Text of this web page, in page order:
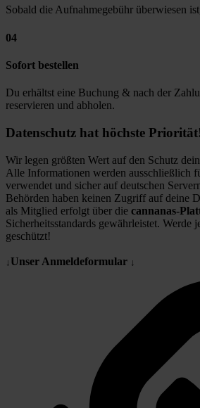
Sobald die Aufnahmegebühr überwiesen
04
Sofort bestellen
Du erhältst eine Buchung & nach der
reservieren und abholen.
Datenschutz hat höchste
Wir legen größten Wert auf den Schutz
Alle Informationen werden ausschließlich
verwendet und sicher auf deutschen
Behörden haben keinen Zugriff auf deine
als Mitglied erfolgt über die cannanas-
Sicherheitsstandards gewährleistet. Werde
geschützt!
↓ Unser Anmeldeformular ↓